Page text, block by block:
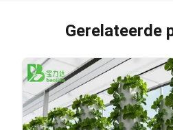
Gerelateerde